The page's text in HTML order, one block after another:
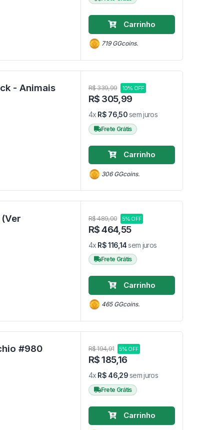
Carrinho
719 GGcoins.
- Animais R$ 339,99 10% OFF
R$ 305,99
4x R$ 76,50sem juros
Frete Grátis
Carrinho
306 GGcoins.
R$ 489,00 5% OFF
R$ 464,55
4x R$ 116,14sem juros
Frete Grátis
Carrinho
465 GGcoins.
Jiminy Cricket - Disney Pinocchio #980 R$ 194,91 5% OFF
R$ 185,16
4x R$ 46,29sem juros
Frete Grátis
Carrinho